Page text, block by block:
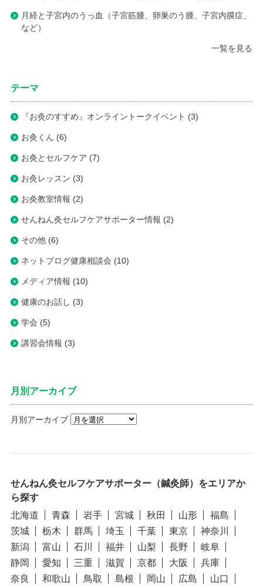
月経と子宮内のうっ血（子宮筋腫、卵巣のう腫、子宮内膜症、
など）
一覧を見る
テーマ
『お灸のすすめ』オンライントークイベント (3)
お灸くん (6)
お灸とセルフケア (7)
お灸レッスン (3)
お灸教室情報 (2)
せんねん灸セルフケアサポーター情報 (2)
その他(6)
ネットブログ健康相談会 (10)
メディア情報 (10)
健康のお話し (3)
学会 (5)
講習会情報 (3)
月別アーカイブ
月別アーカイブ
せんねん灸セルフケアサポーター（鍼灸師）をエリアか
ら探す
北海道
青森 岩手 宮城 秋田 山形
福島
茨城
栃木 群馬 埼玉 千葉 東京
神奈川
新潟
富山 石川 福井 山梨 長野
岐阜
静岡
愛知 三重 滋賀 京都 大阪
兵庫
奈良
和歌山 鳥取 島根 岡山 広島 山口